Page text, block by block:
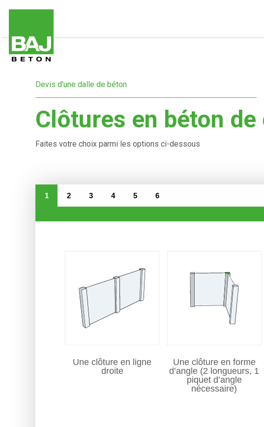
principal
Devis
dalle
béton
Devis d'une dalle de béton
Clôtures en béton
Faites votre choix parmi les options ci-dessous
1 2 3 4 5 6
Une clôture en ligne
droite
Une clôture en forme
d’angle (2 longueurs, 1
piquet d’angle
nécessaire)